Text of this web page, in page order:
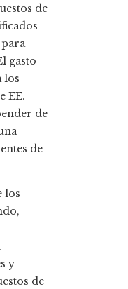
de
gasto
los
EE.
de
de
los
y
de